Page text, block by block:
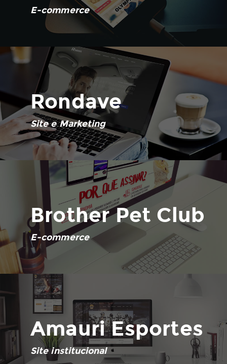
E-commerce
Rondave
Site e Marketing
Brother Pet Club
E-commerce
Amauri Esportes
Site institucional